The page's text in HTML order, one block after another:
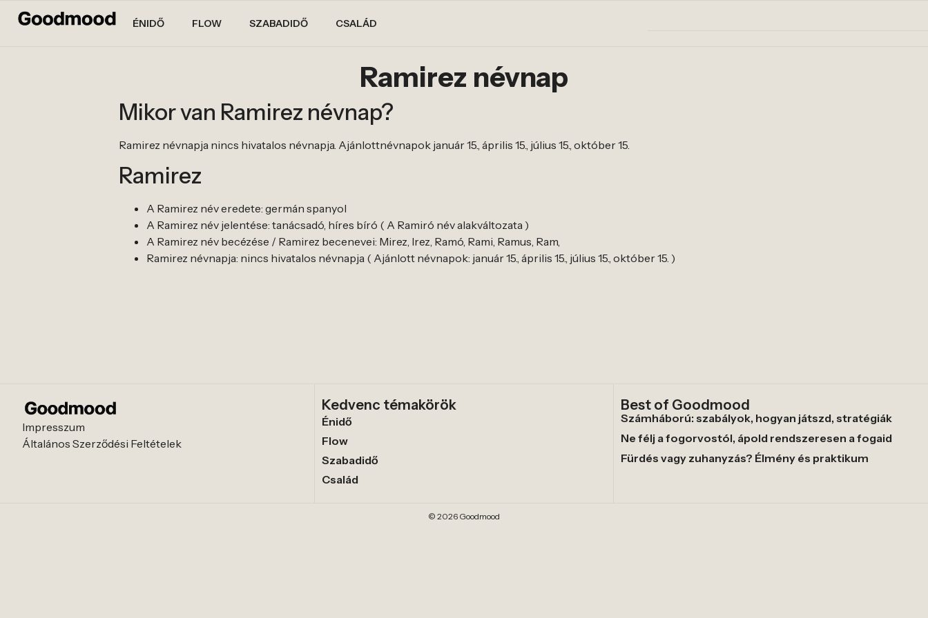
ÉNIDŐ FLOW SZABADIDŐ CSALÁD
Ramirez névnap
Mikor van Ramirez névnap?
Ramirez névnapja nincs hivatalos névnapja. Ajánlottnévnapok január 15., április 15., július 15., október 15.
Ramirez
A Ramirez név eredete: germán spanyol
A Ramirez név jelentése: tanácsadó, híres bíró ( A Ramiró név alakváltozata )
A Ramirez név becézése / Ramirez becenevei: Mirez, Irez, Ramó, Rami, Ramus, Ram,
Ramirez névnapja: nincs hivatalos névnapja ( Ajánlott névnapok: január 15., április 15., július 15., október 15. )
Impresszum
Általános Szerződési Feltételek
Kedvenc témakörök
Énidő
Flow
Szabadidő
Család
Best of Goodmood
Számháború: szabályok, hogyan játszd, stratégiák
Ne félj a fogorvostól, ápold rendszeresen a fogaid
Fürdés vagy zuhanyzás? Élmény és praktikum
© 2026 Goodmood